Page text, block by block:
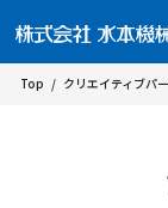
Top / クリエイティブパ